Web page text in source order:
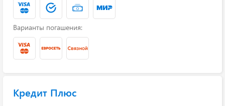
Варианты погашения:
Кредит Плюс